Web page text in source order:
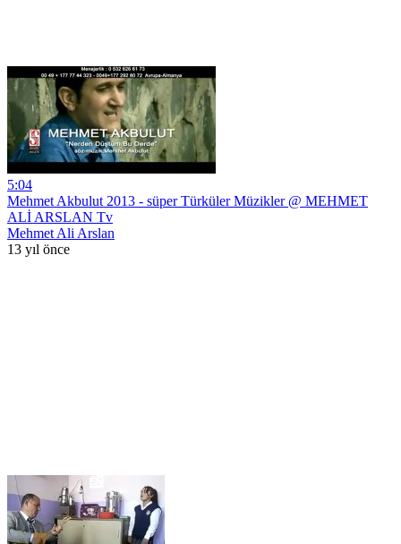
5:04
Mehmet Akbulut 2013 - süper Türküler Müzikler @ MEHMET
ALİ ARSLAN Tv
Mehmet Ali Arslan
13 yıl önce